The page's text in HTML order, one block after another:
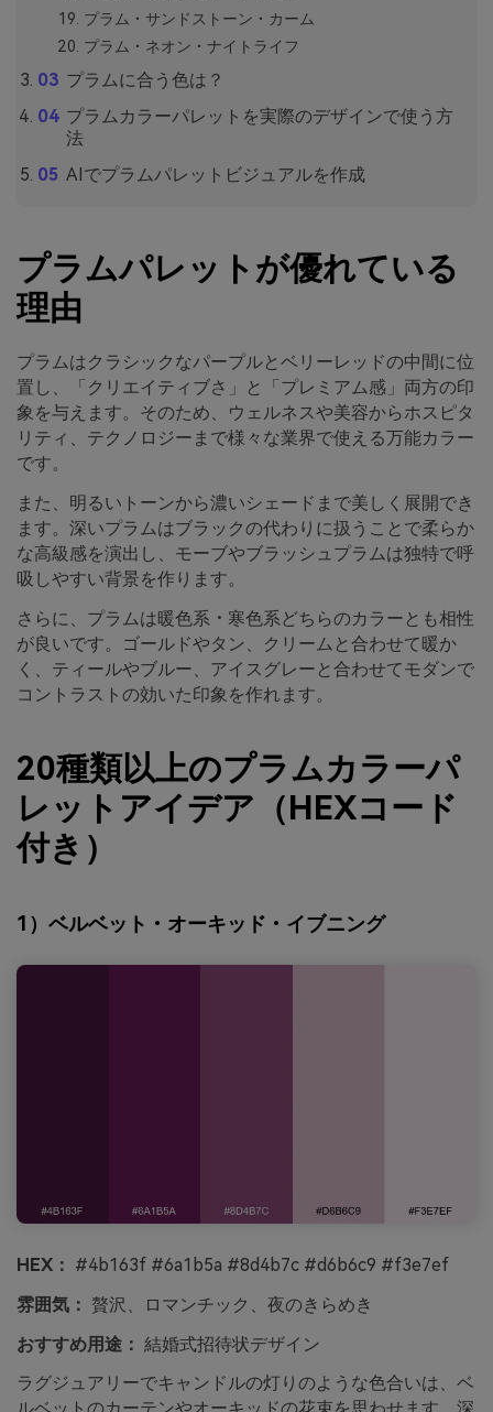
プラム・サンドストーン・カーム
プラム・ネオン・ナイトライフ
プラムに合う色は？
プラムカラーパレットを実際のデザインで使う方
法
AIでプラムパレットビジュアルを作成
プラムパレットが優れている
理由
プラムはクラシックなパープルとベリーレッドの中間に位
置し、「クリエイティブさ」と「プレミアム感」両方の印
象を与えます。そのため、ウェルネスや美容からホスピタ
リティ、テクノロジーまで様々な業界で使える万能カラー
です。
また、明るいトーンから濃いシェードまで美しく展開でき
ます。深いプラムはブラックの代わりに扱うことで柔らか
な高級感を演出し、モーブやブラッシュプラムは独特で呼
吸しやすい背景を作ります。
さらに、プラムは暖色系・寒色系どちらのカラーとも相性
が良いです。ゴールドやタン、クリームと合わせて暖か
く、ティールやブルー、アイスグレーと合わせてモダンで
コントラストの効いた印象を作れます。
20種類以上のプラムカラーパ
レットアイデア（HEXコード
付き）
1）ベルベット・オーキッド・イブニング
HEX： #4b163f #6a1b5a #8d4b7c #d6b6c9 #f3e7ef
雰囲気： 贅沢、ロマンチック、夜のきらめき
おすすめ用途： 結婚式招待状デザイン
ラグジュアリーでキャンドルの灯りのような色合いは、ベ